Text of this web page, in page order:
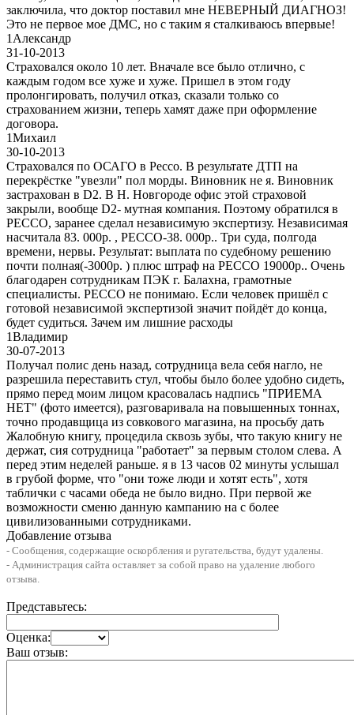
заключила, что доктор поставил мне НЕВЕРНЫЙ ДИАГНОЗ!
Это не первое мое ДМС, но с таким я сталкиваюсь впервые!
1 Александр
31-10-2013
Страховался около 10 лет. Вначале все было отлично, с
каждым годом все хуже и хуже. Пришел в этом году
пролонгировать, получил отказ, сказали только со
страхованием жизни, теперь хамят даже при оформление
договора.
1Михаил
30-10-2013
Страховался по ОСАГО в Рессо. В результате ДТП на
перекрёстке "увезли" пол морды. Виновник не я. Виновник
застрахован в D2. В Н. Новгороде офис этой страховой
закрыли, вообще D2- мутная компания. Поэтому обратился в
РЕССО, заранее сделал независимую экспертизу. Независимая
насчитала 83. 000р. , РЕССО-38. 000р.. Три суда, полгода
времени, нервы. Результат: выплата по судебному решению
почти полная(-3000р. ) плюс штраф на РЕССО 19000р.. Очень
благодарен сотрудникам ПЭК г. Балахна, грамотные
специалисты. РЕССО не понимаю. Если человек пришёл с
готовой независимой экспертизой значит пойдёт до конца,
будет судиться. Зачем им лишние расходы
1Владимир
30-07-2013
Получал полис день назад, сотрудница вела себя нагло, не
разрешила переставить стул, чтобы было более удобно сидеть,
прямо перед моим лицом красовалась надпись "ПРИЕМА
НЕТ" (фото имеется), разговаривала на повышенных тоннах,
точно продавщица из совкового магазина, на просьбу дать
Жалобную книгу, процедила сквозь зубы, что такую книгу не
держат, сия сотрудница "работает" за первым столом слева. А
перед этим неделей раньше. я в 13 часов 02 минуты услышал
в грубой форме, что "они тоже люди и хотят есть", хотя
таблички с часами обеда не было видно. При первой же
возможности сменю данную кампанию на с более
цивилизованными сотрудниками.
Добавление отзыва
- Сообщения, содержащие оскорбления и ругательства, будут удалены.
- Администрация сайта оставляет за собой право на удаление любого
отзыва.
Представьтесь:
Оценка:
Ваш отзыв: